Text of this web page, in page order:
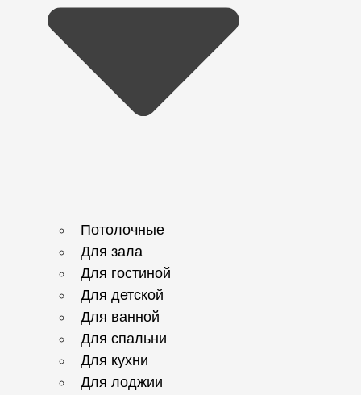
Потолочные
Для зала
Для гостиной
Для детской
Для ванной
Для спальни
Для кухни
Для лоджии